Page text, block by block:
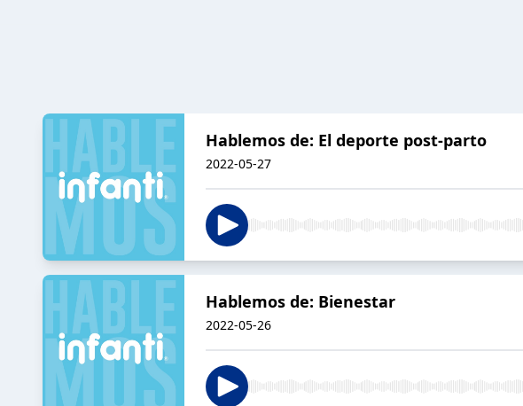
Hablemos de: El deporte post-parto
2022-05-27
Hablemos de: Bienestar
2022-05-26